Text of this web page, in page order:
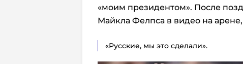
«моим президентом». После
Майкла Фелпса в видео на
«Русские, мы это сделали».